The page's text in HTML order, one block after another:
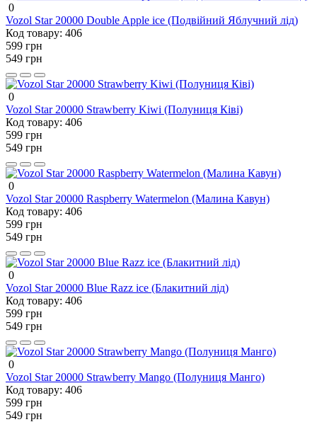
0
Vozol Star 20000 Double Apple ice (Подвійний Яблучний лід)
Код товару: 406
599 грн
549 грн
0
Vozol Star 20000 Strawberry Kiwi (Полуниця Ківі)
Код товару: 406
599 грн
549 грн
0
Vozol Star 20000 Raspberry Watermelon (Малина Кавун)
Код товару: 406
599 грн
549 грн
0
Vozol Star 20000 Blue Razz ice (Блакитний лід)
Код товару: 406
599 грн
549 грн
0
Vozol Star 20000 Strawberry Mango (Полуниця Манго)
Код товару: 406
599 грн
549 грн